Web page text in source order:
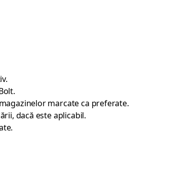
marcate ca preferate.
dacă este aplicabil.